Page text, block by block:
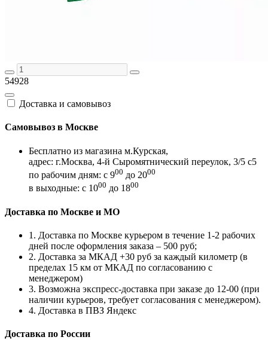
54928
Доставка и самовывоз
Самовывоз в Москве
Бесплатно из магазина м.Курская,
адрес: г.Москва, 4-й Сыромятнический переулок, 3/5 с5
по рабочим дням: с 900 до 2000
в выходные: с 1000 до 1800
Доставка по Москве и МО
1. Доставка по Москве курьером в течение 1-2 рабочих
дней после оформления заказа – 500 руб;
2. Доставка за МКАД +30 руб за каждый километр (в
пределах 15 км от МКАД по согласованию с
менеджером)
3. Возможна экспресс-доставка при заказе до 12-00 (при
наличии курьеров, требует согласования с менеджером).
4. Доставка в ПВЗ Яндекс
Доставка по России